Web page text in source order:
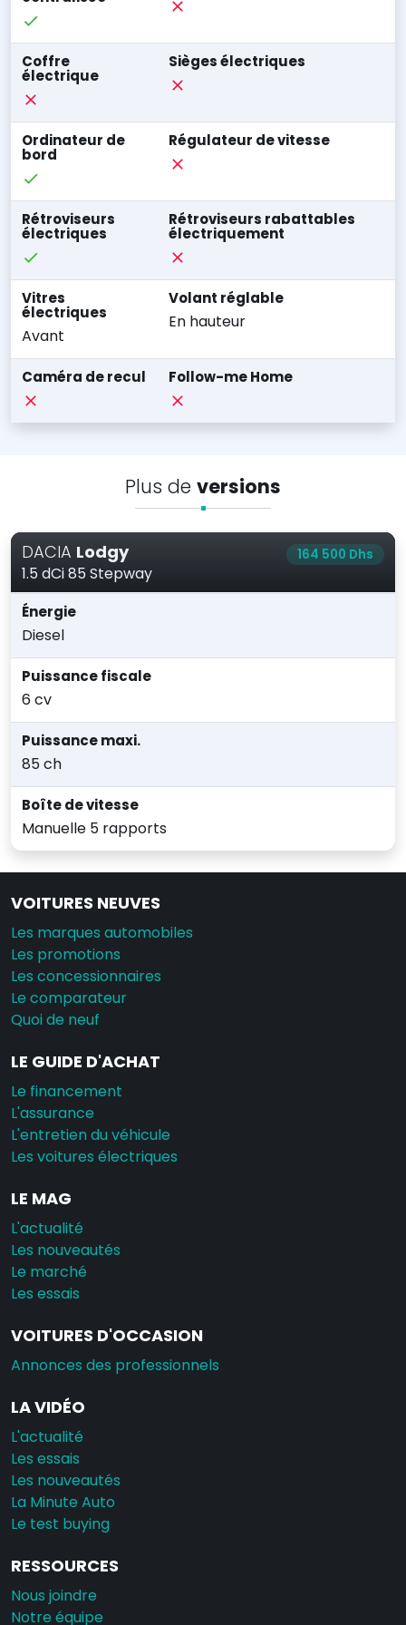
Coffre
électrique
Sièges électriques
Ordinateur de
bord
Régulateur de vitesse
Rétroviseurs
électriques
Rétroviseurs rabattables
électriquement
Vitres
électriques
Avant
Volant réglable
En hauteur
Caméra de recul Follow-me Home
Plus de versions
DACIA Lodgy
1.5 dCi 85 Stepway
164 500 Dhs
Énergie
Diesel
Puissance fiscale
6 cv
Puissance maxi.
85 ch
Boîte de vitesse
Manuelle 5 rapports
VOITURES NEUVES
Les marques automobiles
Les promotions
Les concessionnaires
Le comparateur
Quoi de neuf
LE GUIDE D'ACHAT
Le financement
L'assurance
L'entretien du véhicule
Les voitures électriques
LE MAG
L'actualité
Les nouveautés
Le marché
Les essais
VOITURES D'OCCASION
Annonces des professionnels
LA VIDÉO
L'actualité
Les essais
Les nouveautés
La Minute Auto
Le test buying
RESSOURCES
Nous joindre
Notre équipe